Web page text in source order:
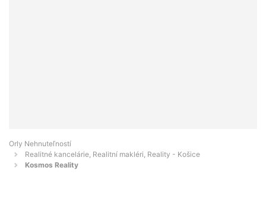
Orly Nehnuteľností
Realitné kancelárie, Realitní makléri, Reality - Košice
Kosmos Reality